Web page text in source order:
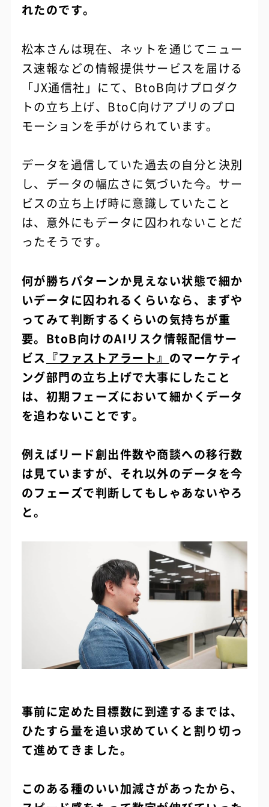
れたのです。
松本さんは現在、ネットを通じてニュー
ス速報などの情報提供サービスを届ける
「JX通信社」にて、BtoB向けプロダク
トの立ち上げ、BtoC向けアプリのプロ
モーションを手がけられています。
データを過信していた過去の自分と決別
し、データの幅広さに気づいた今。サー
ビスの立ち上げ時に意識していたこと
は、意外にもデータに囚われないことだ
ったそうです。
何が勝ちパターンか見えない状態で細か
いデータに囚われるくらいなら、まずや
ってみて判断するくらいの気持ちが重
要。BtoB向けのAIリスク情報配信サー
ビス 『ファストアラート』 のマーケティ
ング部門の立ち上げで大事にしたこと
は、初期フェーズにおいて細かくデータ
を追わないことです。
例えばリード創出件数や商談への移行数
は見ていますが、それ以外のデータを今
のフェーズで判断してもしゃあないやろ
と。
事前に定めた目標数に到達するまでは、
ひたすら量を追い求めていくと割り切っ
て進めてきました。
このある種のいい加減さがあったから、